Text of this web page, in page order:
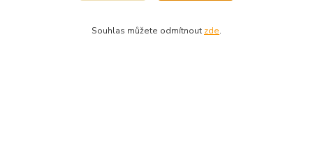
Souhlas můžete odmítnout zde.